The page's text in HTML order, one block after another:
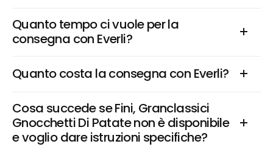
Quanto tempo ci vuole per la
consegna con Everli?
Quanto costa la consegna con Everli?
Cosa succede se Fini, Granclassici
Gnocchetti Di Patate non è disponibile
e voglio dare istruzioni specifiche?